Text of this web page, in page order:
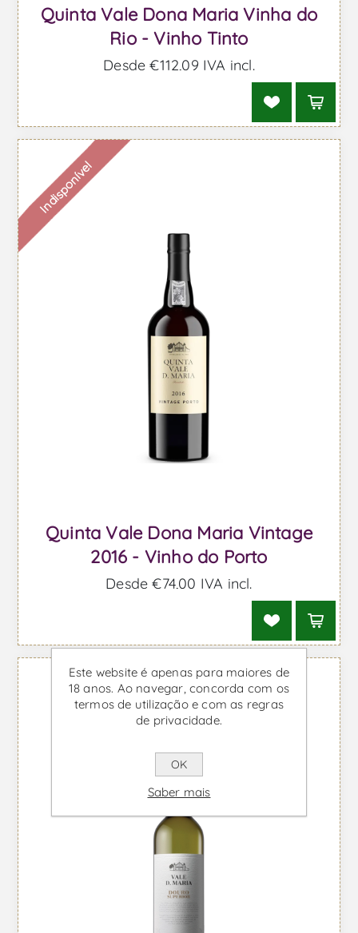
Quinta Vale Dona Maria Vinha do
Rio - Vinho Tinto
Desde €112,09 IVA incl.
Indisponível
Quinta Vale Dona Maria Vintage
2016 - Vinho do Porto
Desde €74,00 IVA incl.
Este website é apenas para maiores de
18 anos. Ao navegar, concorda com os
termos de utilização e com as regras
de privacidade.
OK
Saber mais